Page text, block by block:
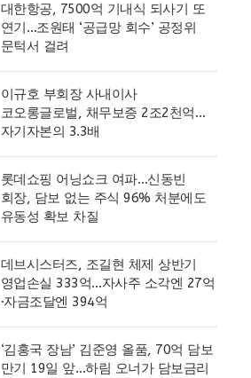
대한항공, 7500억 기내식 되사기 또
연기…조원태 ‘공급망 회수’ 공정위
문턱서 걸려
이규호 부회장 사내이사
코오롱글로벌, 채무보증 2조2천억…
자기자본의 3.3배
롯데쇼핑 어닝쇼크 여파…신동빈
회장, 담보 없는 주식 96% 처분에도
유동성 확보 차질
데브시스터즈, 조길현 체제 상반기
영업손실 333억…자사주 소각엔 27억
·자금조달엔 394억
‘김홍국 장남’ 김준영 올품, 70억 담보
만기 19일 앞…하림 오너가 담보금리